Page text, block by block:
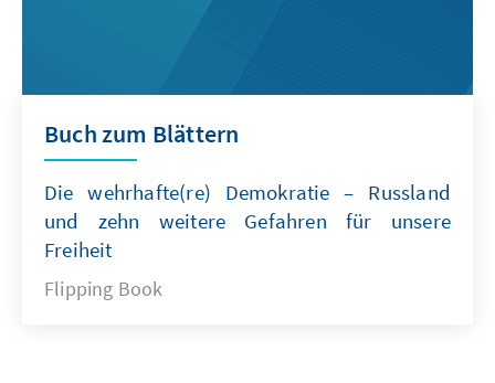
Buch zum Blättern
Die wehrhafte(re) Demokratie – Russland
und zehn weitere Gefahren für unsere
Freiheit
Flipping Book